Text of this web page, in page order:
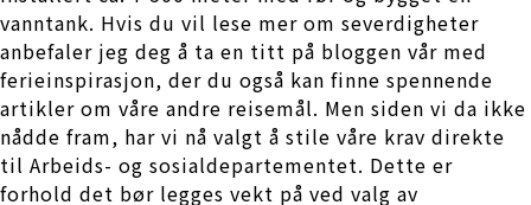
vanntank. Hvis du vil lese mer om severdigheter
anbefaler jeg deg å ta en titt på bloggen vår med
ferieinspirasjon, der du også kan finne spennende
artikler om våre andre reisemål. Men siden vi da ikke
nådde fram, har vi nå valgt å stile våre krav direkte
til Arbeids- og sosialdepartementet. Dette er
forhold det bør legges vekt på ved valg av